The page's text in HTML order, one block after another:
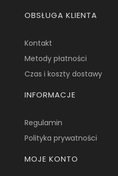
OBSŁUGA KLIENTA
Kontakt
Metody płatności
Czas i koszty dostawy
INFORMACJE
Regulamin
Polityka prywatności
MOJE KONTO